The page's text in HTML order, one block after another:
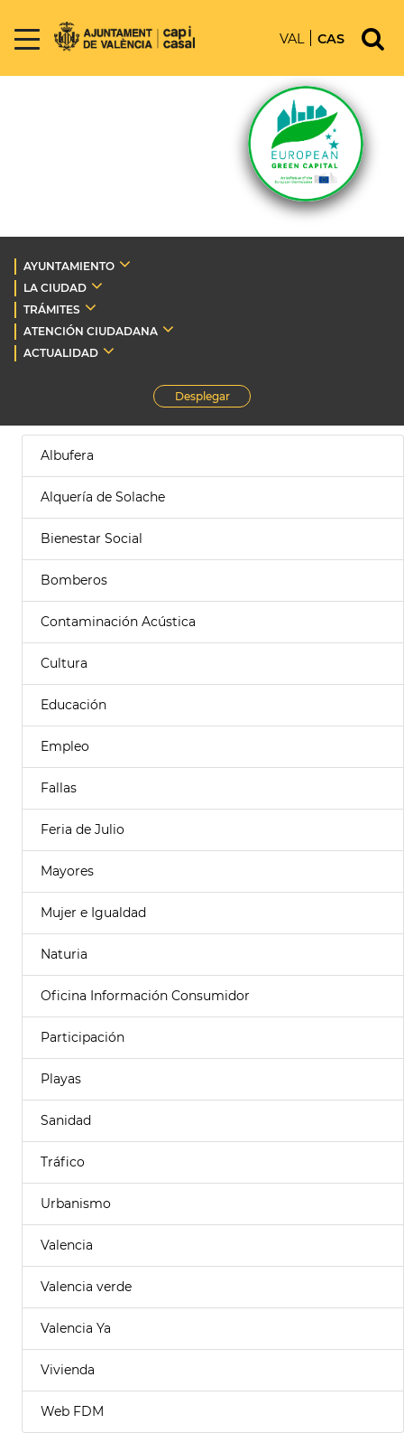
VAL CAS
AYUNTAMIENTO
LA CIUDAD
TRÁMITES
ATENCIÓN CIUDADANA
ACTUALIDAD
Desplegar
Albufera
Alquería de Solache
Bienestar Social
Bomberos
Contaminación Acústica
Cultura
Educación
Empleo
Fallas
Feria de Julio
Mayores
Mujer e Igualdad
Naturia
Oficina Información Consumidor
Participación
Playas
Sanidad
Tráfico
Urbanismo
Valencia
Valencia verde
Valencia Ya
Vivienda
Web FDM